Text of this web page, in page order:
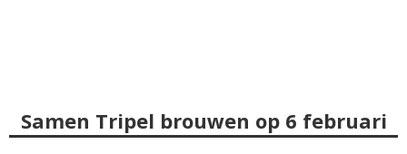
Samen Tripel brouwen op 6 februari